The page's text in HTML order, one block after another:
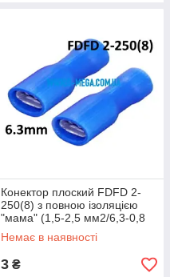
Конектор плоский FDFD 2-
250(8) з повною ізоляцією
"мама" (1,5-2,5 мм2/6,3-0,8
мм)
Немає в наявності
3 ₴